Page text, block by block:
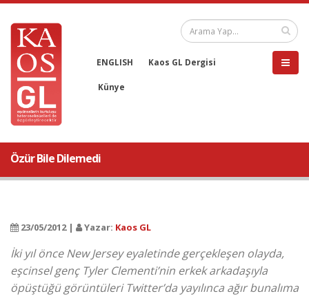
ENGLISH Kaos GL Dergisi
Künye
Özür Bile Dilemedi
23/05/2012 | Yazar: Kaos GL
İki yıl önce New Jersey eyaletinde gerçekleşen olayda,
eşcinsel genç Tyler Clementi’nin erkek arkadaşıyla
öpüştüğü görüntüleri Twitter’da yayılınca ağır bunalıma